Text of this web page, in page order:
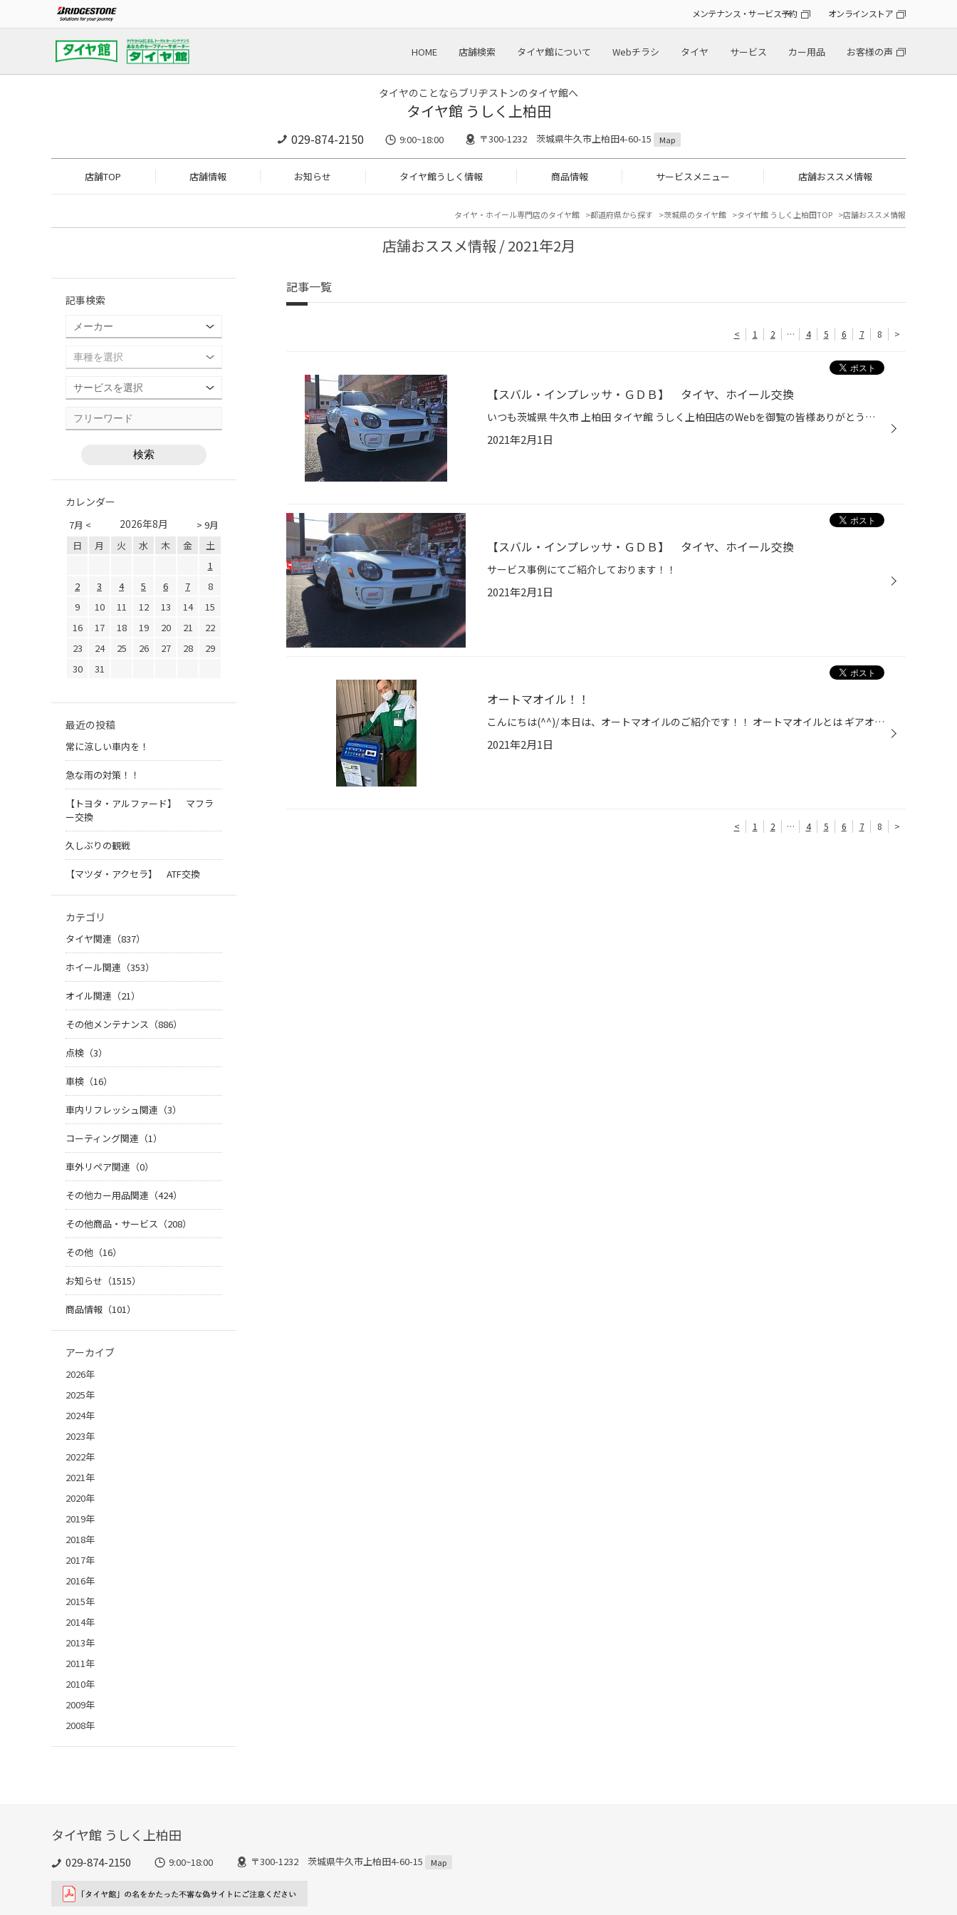
メンテナンス・サービス予約 オンラインストア
HOME 店舗検索 タイヤ館について Webチラシ タイヤ サービス カー用品 お客様の声
タイヤのことならブリヂストンのタイヤ館へ
タイヤ館 うしく上柏田
029-874-2150 9:00~18:00 〒300-1232 茨城県牛久市上柏田4-60-15 Map
店舗TOP 店舗情報 お知らせ タイヤ館うしく情報 商品情報 サービスメニュー 店舗おススメ情報
タイヤ・ホイール専門店のタイヤ館 都道府県から探す 茨城県のタイヤ館 タイヤ館 うしく上柏田TOP 店舗おススメ情報
店舗おススメ情報 / 2021年2月
記事一覧
< 1 2 … 4 5 6 7 8 >
【スバル・インプレッサ・ＧＤＢ】 タイヤ、ホイール交換
いつも茨城県 牛久市 上柏田 タイヤ館 うしく上柏田店のWebを御覧の皆様ありがとうございます♪ スバル・インプレッサのタイヤ交換をさせていただきました！ 17インチからのインチアップになります。 お客様よりクロ色のホイールをお探しとの相談があり ブレンボのキャリパーが付いていたので中々ご...
2021年2月1日
【スバル・インプレッサ・ＧＤＢ】 タイヤ、ホイール交換
サービス事例にてご紹介しております！！
2021年2月1日
オートマオイル！！
こんにちは(^^)/ 本日は、オートマオイルのご紹介です！！ オートマオイルとは ギアオイルです。 シフトを動かすと車は前進したり後退したりします。 そこに使われているオイルです。 オイルが汚れてくると燃費の悪化、加速の低下考えられます。 交換目安は、2年又は20,000kmです。 専用の機械にて...
2021年2月1日
< 1 2 … 4 5 6 7 8 >
記事検索
カレンダー
7月 < > 9月
2026年8月
日 月 火 水 木 金
土
1
2
3 4 5 6 7
8
9
10 11 12 13 14
15
16
17 18 19 20 21
22
23
24 25 26 27 28
29
30
31
最近の投稿
常に涼しい車内を！
急な雨の対策！！
【トヨタ・アルファード】 マフラ
ー交換
久しぶりの観戦
【マツダ・アクセラ】 ATF交換
カテゴリ
タイヤ関連（837）
ホイール関連（353）
オイル関連（21）
その他メンテナンス（886）
点検（3）
車検（16）
車内リフレッシュ関連（3）
コーティング関連（1）
車外リペア関連（0）
その他カー用品関連（424）
その他商品・サービス（208）
その他（16）
お知らせ（1515）
商品情報（101）
アーカイブ
2026年
2025年
2024年
2023年
2022年
2021年
2020年
2019年
2018年
2017年
2016年
2015年
2014年
2013年
2011年
2010年
2009年
2008年
タイヤ館 うしく上柏田
029-874-2150 9:00~18:00 〒300-1232 茨城県牛久市上柏田4-60-15 Map